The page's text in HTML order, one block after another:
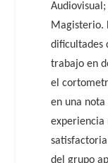
Magisterio.
dificultades
trabajo en
el
en una
experiencia
del grupo